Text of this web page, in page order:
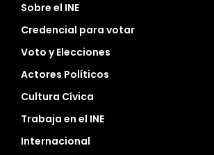
Sobre el INE
Credencial para votar
Voto y Elecciones
Actores Políticos
Cultura Cívica
Trabaja en el INE
Internacional